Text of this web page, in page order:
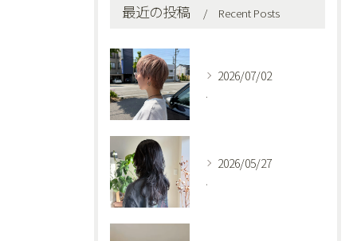
最近の投稿 Recent Posts
2026/07/02
.
2026/05/27
.